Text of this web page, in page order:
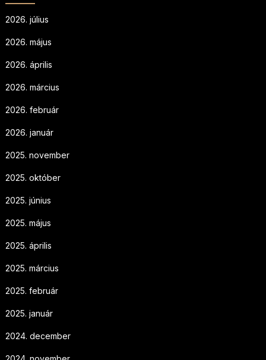
2026. július
2026. május
2026. április
2026. március
2026. február
2026. január
2025. november
2025. október
2025. június
2025. május
2025. április
2025. március
2025. február
2025. január
2024. december